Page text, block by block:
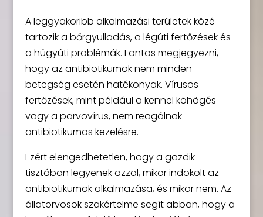
A leggyakoribb alkalmazási területek közé
tartozik a bőrgyulladás, a légúti fertőzések és
a húgyúti problémák. Fontos megjegyezni,
hogy az antibiotikumok nem minden
betegség esetén hatékonyak. Vírusos
fertőzések, mint például a kennel köhögés
vagy a parvovírus, nem reagálnak
antibiotikumos kezelésre.
Ezért elengedhetetlen, hogy a gazdik
tisztában legyenek azzal, mikor indokolt az
antibiotikumok alkalmazása, és mikor nem. Az
állatorvosok szakértelme segít abban, hogy a